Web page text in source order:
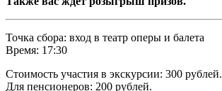
Точка сбора: вход в театр оперы и балета
Время: 17:30
Стоимость участия в экскурсии: 300 рублей.
Для пенсионеров: 200 рублей.